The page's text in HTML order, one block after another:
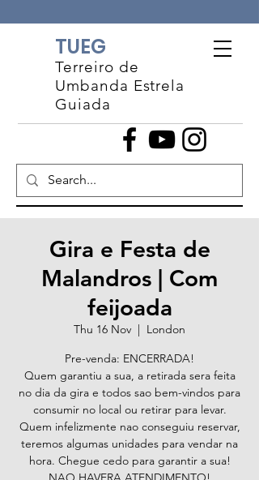
TUEG
Terreiro de
Umbanda Estrela
Guiada
Gira e Festa de
Malandros | Com
feijoada
Thu 16 Nov
  |
London
Pre-venda: ENCERRADA!
Quem garantiu a sua, a retirada sera feita
no dia da gira e todos sao bem-vindos para
consumir no local ou retirar para levar.
Quem infelizmente nao conseguiu reservar,
teremos algumas unidades para vendar na
hora. Chegue cedo para garantir a sua!